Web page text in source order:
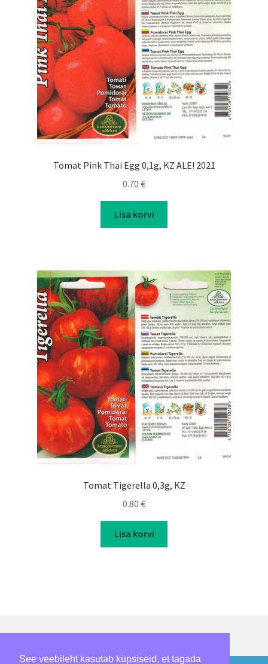
Tomat Pink Thai Egg 0,1g, KZ ALE! 2021
0.70 €
Lisa korvi
Tomat Tigerella 0,3g, KZ
0.80 €
Lisa korvi
See veebileht kasutab küpsiseid, et tagada